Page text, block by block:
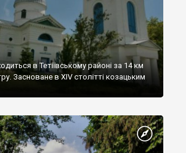
в Тетіївському районі за 14 км
Засноване в ХIV столітті козацьким